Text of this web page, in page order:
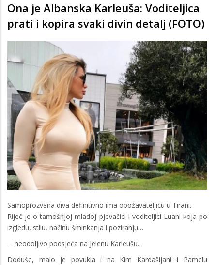
Ona je Albanska Karleuša: Voditeljica
prati i kopira svaki divin detalj (FOTO)
Samoprozvana diva definitivno ima obožavateljicu u Tirani.
Riječ je o tamošnjoj mladoj pjevačici i voditeljici Luani koja po
izgledu, stilu, načinu šminkanja i poziranju…
… neodoljivo podsjeća na Jelenu Karleušu…
Doduše, malo je povukla i na Kim Kardašijan! I Pamelu